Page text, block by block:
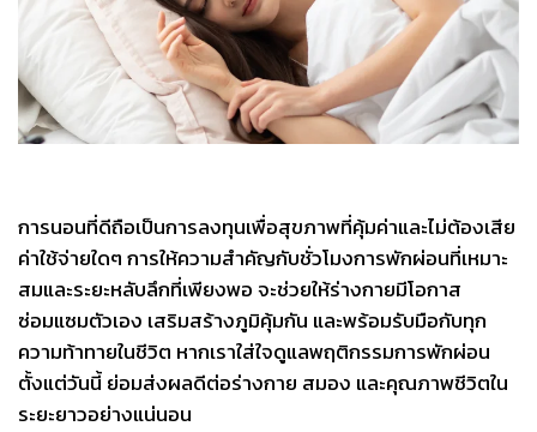
การนอนที่ดีถือเป็นการลงทุนเพื่อสุขภาพที่คุ้มค่าและไม่ต้องเสีย
ค่าใช้จ่ายใดๆ การให้ความสำคัญกับชั่วโมงการพักผ่อนที่เหมาะ
สมและระยะหลับลึกที่เพียงพอ จะช่วยให้ร่างกายมีโอกาส
ซ่อมแซมตัวเอง เสริมสร้างภูมิคุ้มกัน และพร้อมรับมือกับทุก
ความท้าทายในชีวิต หากเราใส่ใจดูแลพฤติกรรมการพักผ่อน
ตั้งแต่วันนี้ ย่อมส่งผลดีต่อร่างกาย สมอง และคุณภาพชีวิตใน
ระยะยาวอย่างแน่นอน